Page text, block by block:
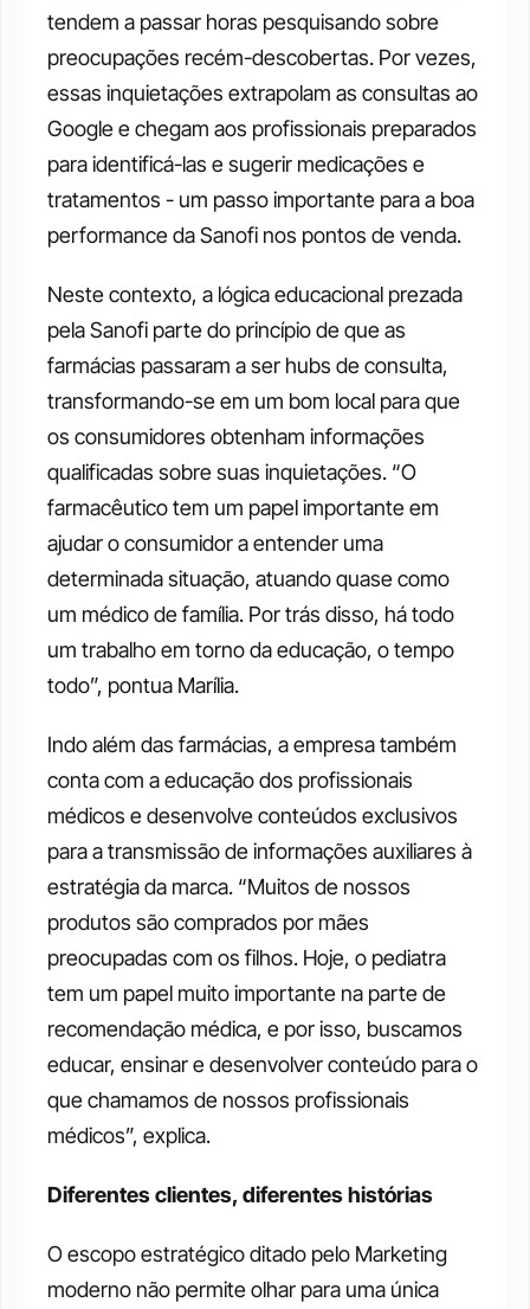
tendem a passar horas pesquisando sobre
preocupações recém-descobertas. Por vezes,
essas inquietações extrapolam as consultas ao
Google e chegam aos profissionais preparados
para identificá-las e sugerir medicações e
tratamentos - um passo importante para a boa
performance da Sanofi nos pontos de venda.
Neste contexto, a lógica educacional prezada
pela Sanofi parte do princípio de que as
farmácias passaram a ser hubs de consulta,
transformando-se em um bom local para que
os consumidores obtenham informações
qualificadas sobre suas inquietações. “O
farmacêutico tem um papel importante em
ajudar o consumidor a entender uma
determinada situação, atuando quase como
um médico de família. Por trás disso, há todo
um trabalho em torno da educação, o tempo
todo”, pontua Marília.
Indo além das farmácias, a empresa também
conta com a educação dos profissionais
médicos e desenvolve conteúdos exclusivos
para a transmissão de informações auxiliares à
estratégia da marca. “Muitos de nossos
produtos são comprados por mães
preocupadas com os filhos. Hoje, o pediatra
tem um papel muito importante na parte de
recomendação médica, e por isso, buscamos
educar, ensinar e desenvolver conteúdo para o
que chamamos de nossos profissionais
médicos”, explica.
Diferentes clientes, diferentes histórias
O escopo estratégico ditado pelo Marketing
moderno não permite olhar para uma única